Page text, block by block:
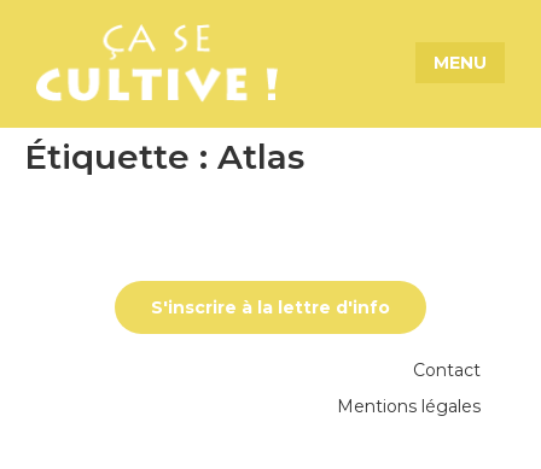
MENU
Étiquette : Atlas
S'inscrire à la lettre d'info
Contact
Mentions légales